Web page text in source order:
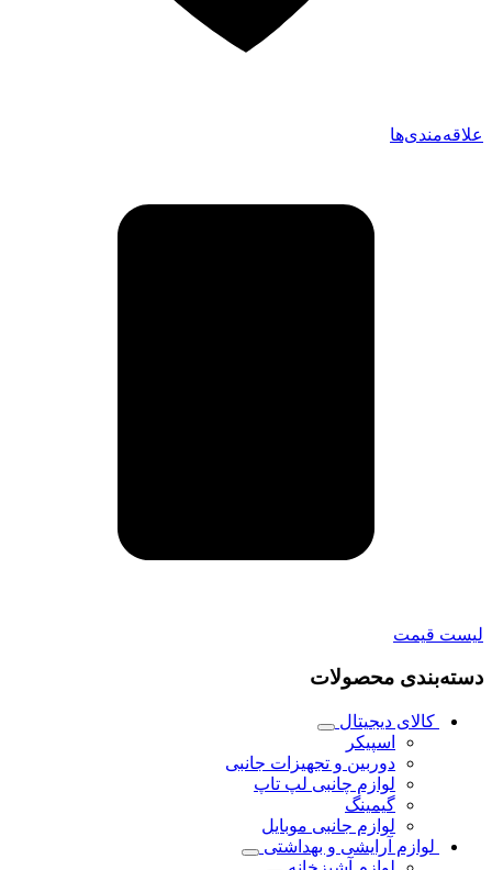
علاقه‌مندی‌ها
لیست قیمت
دسته‌بندی محصولات
کالای دیجیتال
اسپیکر
دوربین و تجهیزات جانبی
لوازم چانبی لپ تاپ
گیمینگ
لوازم جانبی موبایل
لوازم آرایشی و بهداشتی